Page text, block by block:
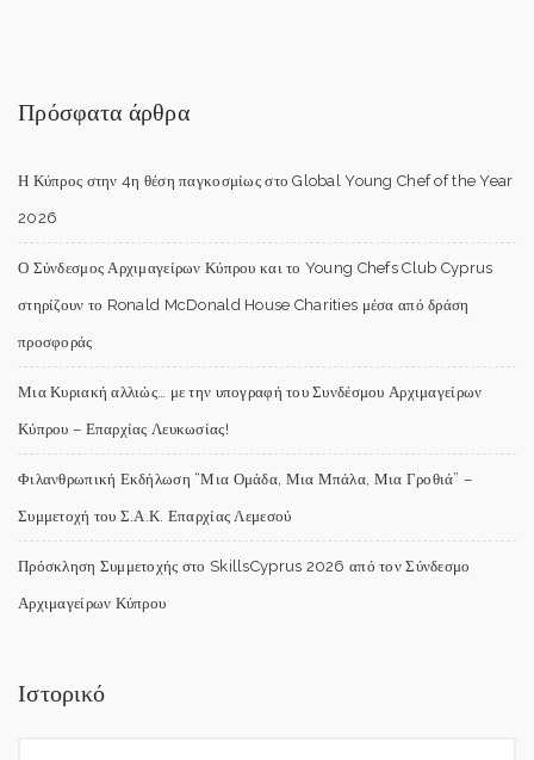
Πρόσφατα άρθρα
Η Κύπρος στην 4η θέση παγκοσμίως στο Global Young Chef of the Year
2026
Ο Σύνδεσμος Αρχιμαγείρων Κύπρου και το Young Chefs Club Cyprus
στηρίζουν το Ronald McDonald House Charities μέσα από δράση
προσφοράς
Μια Κυριακή αλλιώς… με την υπογραφή του Συνδέσμου Αρχιμαγείρων
Κύπρου – Επαρχίας Λευκωσίας!
Φιλανθρωπική Εκδήλωση “Μια Ομάδα, Μια Μπάλα, Μια Γροθιά” –
Συμμετοχή του Σ.Α.Κ. Επαρχίας Λεμεσού
Πρόσκληση Συμμετοχής στο SkillsCyprus 2026 από τον Σύνδεσμο
Αρχιμαγείρων Κύπρου
Ιστορικό